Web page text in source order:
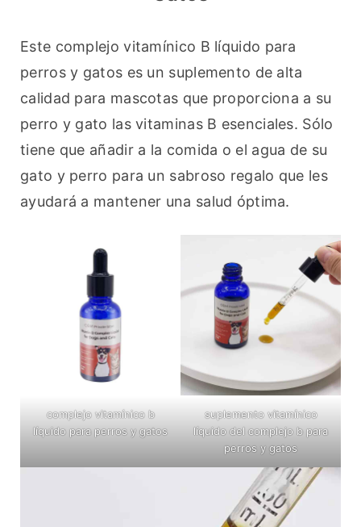
Este complejo vitamínico B líquido para
perros y gatos es un suplemento de alta
calidad para mascotas que proporciona a su
perro y gato las vitaminas B esenciales. Sólo
tiene que añadir a la comida o el agua de su
gato y perro para un sabroso regalo que les
ayudará a mantener una salud óptima.
complejo vitamínico b
líquido para perros y gatos
suplemento vitamínico
líquido del complejo b para
perros y gatos